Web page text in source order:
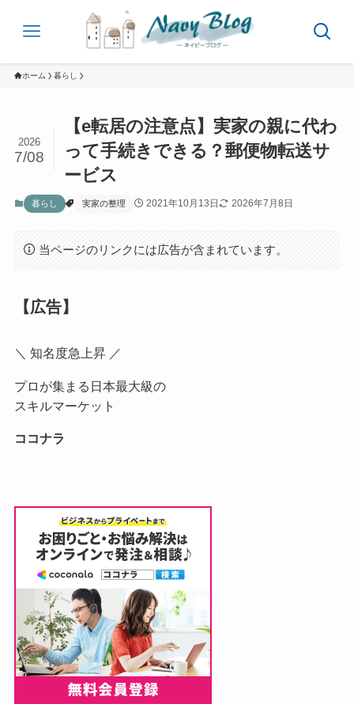
ホーム 暮らし
【e転居の注意点】実家の親に代わ
って手続きできる？郵便物転送サ
ービス
2026
7/08
暮らし 実家の整理 2021年10月13日 2026年7月8日
当ページのリンクには広告が含まれています。
【広告】
＼ 知名度急上昇 ／
プロが集まる日本最大級の
スキルマーケット
ココナラ